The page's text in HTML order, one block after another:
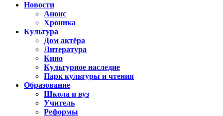
Новости
Анонс
Хроника
Культура
Дом актёра
Литература
Кино
Культурное наследие
Парк культуры и чтения
Образование
Школа и вуз
Учитель
Реформы